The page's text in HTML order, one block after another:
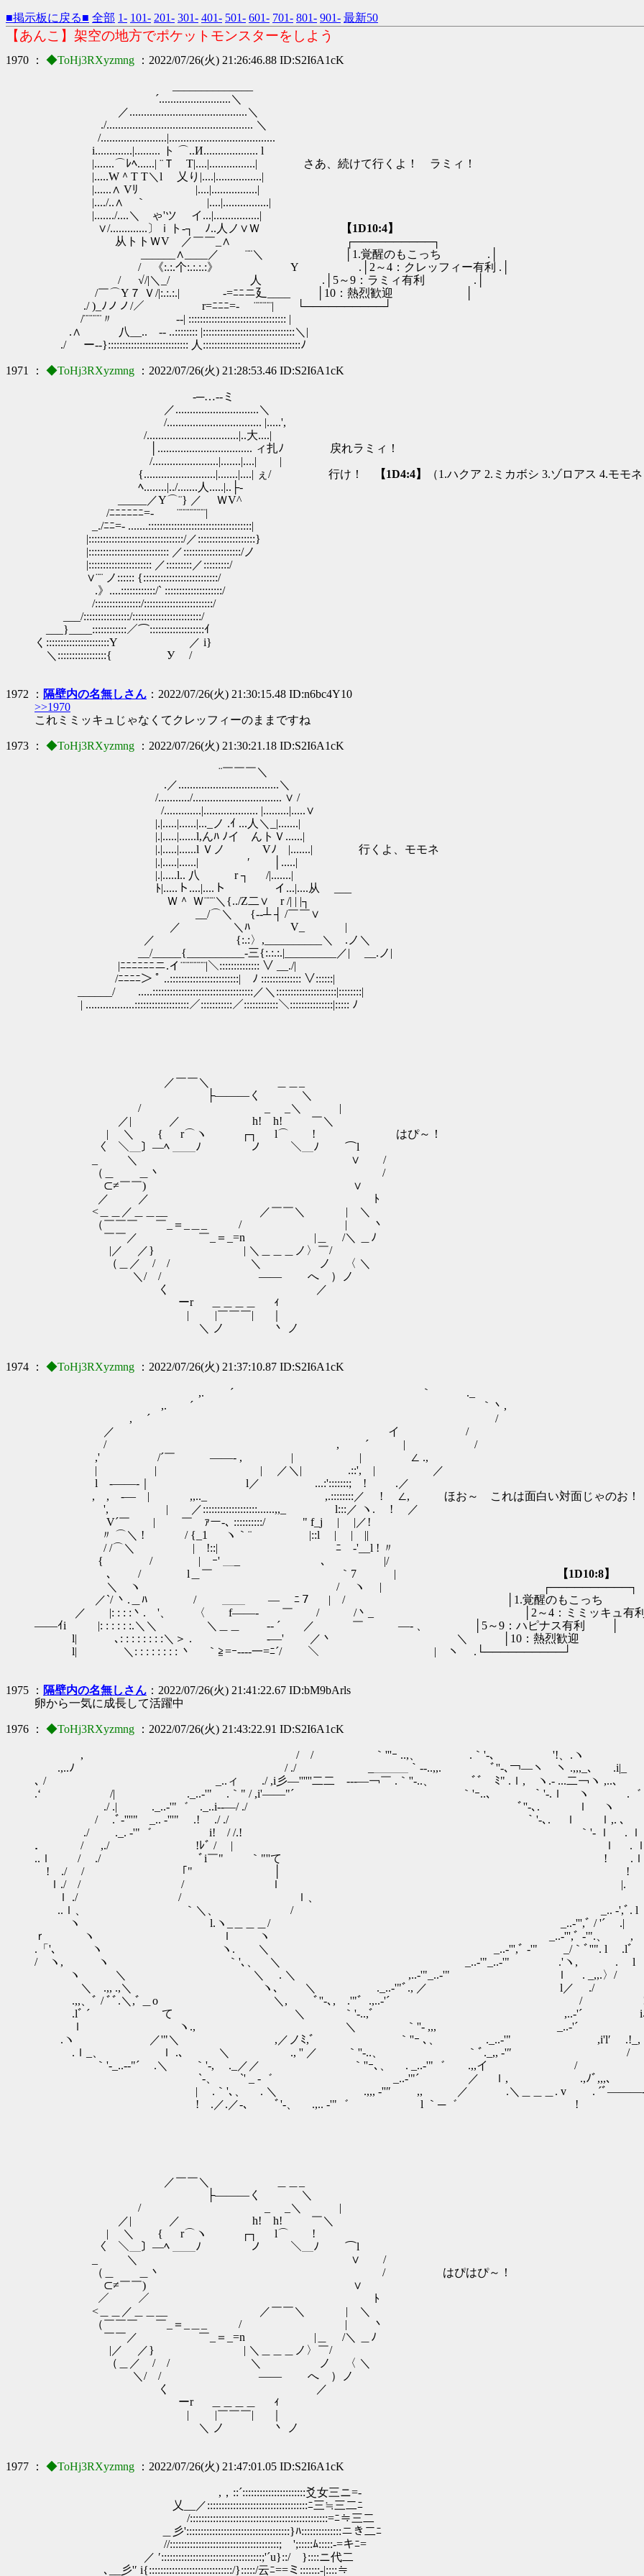
■掲示板に戻る■ 全部 1- 101- 201- 301- 401- 501- 601- 701- 801- 901- 最新50
【あんこ】架空の地方でポケットモンスターをしよう
1970 ： ◆ToHj3RXyzmng ：2022/07/26(火) 21:26:46.88 ID:S2I6A1cK
´.........................＼
／.........................................＼
./................................................... ＼
/.......................|.....................................
i.............|......... ト ⌒..И................... l
|.......⌒ﾚﾍ......| ¨Ｔ T|....|................| さあ、続けて行くよ！ ラミィ！
|.....W＾T T＼l 乂り|....|................|
|......∧ Vﾘ |....|................|
|..../..∧ ｀ |....|................|
|......./....＼ ゃ'ツ イ...|................|
∨/.............〕ｉト‐┐ ﾉ..人ノ∨Ｗ
【1D10:4】
从トトＷV ／￣￣_∧ ┌──────────┐
______∧____／ ¨¨＼ │1.覚醒のもこっち .│
/ 《:.:.个:.:.:.:》 Υ .│2～4：クレッフィー有利 .│
/ √/|＼_/ 人 .│5～9：ラミィ有利 .│
/￣⌒Y７ Ｖ/|:.:.:.| -=ﾆﾆニ廴____ │10：熱烈歓迎 │
./ )_ﾉノノ/／ ￣ r=ﾆﾆﾆ=‐ ¨¨¨¨¨| └──────────┘
/¨¨¨¨¨〃 -‐| :::::::::::::::::::::::::::::::::: |
.∧ 八__.. -‐ ..:::::::: |::::::::::::::::::::::::::::::::＼|
./ ー‐‐}:::::::::::::::::::::::::::: 人::::::::::::::::::::::::::::::::::ﾉ
1971 ： ◆ToHj3RXyzmng ：2022/07/26(火) 21:28:53.46 ID:S2I6A1cK
-─…‐-ミ
／.............................＼
/................................. |.....',
/................................|..大....|
│................................. ィ扎ﾉ 戻れラミィ！
/.......................|.......|....| |
{.........................|.......|....| ぇ/ 行け！
【1D4:4】
（1.ハクア 2.ミカボシ 3.ゾロアス 4.モモ
ﾍ........|../.......人.....|..├‐
_____／Y⌒¨} ／ ＷV^
/ﾆﾆﾆﾆﾆﾆ=‐ ¨¨¨¨¨¨¨¨|
_./ﾆﾆ=‐ .......::::::::::::::::::::::::::::::::::::|
|:::::::::::::::::::::::::::::::::/／::::::::::::::::::::}
|:::::::::::::::::::::::::::: ／::::::::::::::::::::/ノ
|:::::::::::::::::::::: ／:::::::::／:::::::::/
∨¨¨ ノ:::::: {::::::::::::::::::::::::::/
.》....::::::::::::/` ::::::::::::::::::::/
/::::::::::::::::/::::::::::::::::::::::::/
___/::::::::::::::::/::::::::::::::::::::::::/
___}____::::::::::::／⌒:::::::::::::::::::ｲ
く::::::::::::::::::::::Y ／ i}
＼:::::::::::::::::{ У /
1972 ： 隔壁内の名無しさん ：2022/07/26(火) 21:30:15.48 ID:n6bc4Y10
>>1970
これミミッキュじゃなくてクレッフィーのままですね
1973 ： ◆ToHj3RXyzmng ：2022/07/26(火) 21:30:21.18 ID:S2I6A1cK
¨￣￣￣＼
.／...................................＼
/.........../............................... ∨ /
/.............|................... |.........|.....∨
|.|.....|......|..._ノ .ｲ ...人＼_|.......|
|.|.....|......l,んﾊ ﾉイ んトＶ......|
|.|.....|......l Ｖノ Vﾉ |.......| 行くよ、モモネ
|.|.....|......| ′ │.....|
|.|.....l.. 八 r ┐ /|.......|
ﾄ|.....ト....|....ト イ...|....从 ___
Ｗ＾ Ｗ¨¨¨＼{../Ζ二∨ r /| | |┐
__/⌒＼ {‐‐┴ ┤ /￣￣∨
／ ＼ﾊ V_ |
／ {:.:〉,__________＼ .ノ＼
__/_____{__________‐三{:.:.:.|_________／| __.ノ|
|ﾆﾆﾆﾆﾆﾆニ.イ¨¨¨¨¨¨¨|＼:::::::::::::: ∨ __./|
/ﾆﾆﾆﾆ＞ ﾟ ..::::::::::::::::::::::::| ﾉ :::::::::::::: ∨::::::|
______/ .....:::::::::::::::::::::::::::::::::::／＼:::::::::::::::::::::|::::::::|
| .................:::::::::::::::::::／:::::::::::／::::::::::::＼:::::::::::::::|::::: ﾉ
／￣￣＼ ＿＿_
├―――く ＼
/ _ _＼ |
／| ／ h! h! ￣＼
| ＼ { r⌒ヽ ┌┐ l⌒ゝ ! はぴ～！
〈￣＼＿〕―ﾍ ＿＿ﾉ ノ ＼＿ﾉ ⌒l
_ゝ ＼ ∨ /
（＿ ＿丶 /
⊂≠￣￣) ∨
／ ／ ﾄ
<＿＿／＿＿__ ／￣￣＼ | ＼
（￣￣￣ ￣_＝_＿_ / | 丶
￣￣／ ￣_＝_=n |＿ /＼ ＿ﾉ
|／ ／} | ＼＿＿＿ノ〉￣/
（＿／ / / ＼ ノ 〈 ＼
＼/ / ―― へ ）ノ
ゝく ／
ーr ＿＿＿＿ ｨ
| |￣￣￣| ｜
＼ ノ 丶 ノ
1974 ： ◆ToHj3RXyzmng ：2022/07/26(火) 21:37:10.87 ID:S2I6A1cK
,. ´ ｀ ._
,. ´ ｀丶,
, ´ /
／ イ /
/ , ´ | /
,' /´￣ ――- , | | ∠ .,
| | | ／＼| .::', | ／
l -――‐｜ l／ ...:':::::::; ! .／
, , -― | ,,.._ ,.::::::::／ ! ∠, ほお～ これは面白い対面じゃのお！
', | ／:::::::::::::::::::......,,_ l:::／ ヽ. ! ／
V´￣ | ￣ ｧー-､ ::::::::::/ " f_j | |／!
〃 ⌒＼ ! / {_1 ヽ｀¨ |::l | | ||
/ /⌒＼ | !::| ﾆ -'__l ! 〃
{ / | ｰ' ＿_ ､ |/
､ / l＿￣ ｀7 |
【1D10:8】
＼ ヽ / ヽ | ┌──────────┐
／`/ 丶.＿ﾊ / ＿＿ ― ﾆ７ | / │1.覚醒のもこっち
／ |: : : :丶. '、 〈 f――‐ ￣ / /丶_ │2～4：ミミッキュ有利
――ｲi |: : : : : :.＼＼ ＼＿＿ -‐ ´ ／ ￣ ―- 、 │5～9：ハピナス有利 │
l| ､: : : : : : : :＼＞ . -―' ／丶 ＼ │10：熱烈歓迎
l| ＼: : : : : : : : 丶 ｀≧=ｰ----一=ﾆ´/ ＼ | ヽ .└──────────┘
1975 ： 隔壁内の名無しさん ：2022/07/26(火) 21:41:22.67 ID:bM9bArls
卵から一気に成長して活躍中
1976 ： ◆ToHj3RXyzmng ：2022/07/26(火) 21:43:22.91 ID:S2I6A1cK
,ゝ / / ｀'''ｰ ..,、 .｀'-､ '!、.ヽ
.,..ﾉ / ./ _＿＿＿｀--..,,. ﾞ''-､￢―ヽ ヽ .,,,_、 .i|_
､ / _..ィ ./ ,i彡―''''''二二 ---―￢￣ .｀''-..、 ﾞﾞゞﾐ" .ｌ, ヽ.- ...二￢ヽ ,..､
.‘ /| ._..-'" .｀" / ,i'――"´ ｀'ｰ..、 ｀'-.ｌ ヽ .゛ ¨ ｰ |
./ .| ._..-'"゛ ._..i-‐―/ ./ ﾞ''-､. ｌ ヽ
/ .ﾞ‐''''" _.. -'''" .! ./ ./ ｀'-､. ｌ ｌ,. ､ .!
./ ._. -'"゛ i! / /.! ｀'‐ ｌ . ｌ .｀'-､,
． / ,./ !ﾚﾞ / | ｌ . ｌ .｀
..ｌ / ./ ﾞi￣" ｀"''て ! .
! ./ / ｢" │ ! .ｌ
ｌ./ / / ｌ |. ｌ ,ﾞｘ
ｌ ./ / ｌ、 ! .ｌ.-'"
..ｌ、 ｀＼、 / _.. ‐',ﾞ. l ｌ,
ヽ l.ヽ_＿＿＿/ _..-''',ﾞ / '´ .| .ｌ
ｒ ヽ ｌ ヽ _..-''',ﾞ -'".、 ,
.「'､ ヽ ヽ. ＼ _..-''',ﾞ -'" _/｀ﾞ''". l .l
/ ヽ, ヽ ｀'､、 ＼ _..-'"_..-'" .'ヽ, .
ヽ ＼ ＼ . ＼ ,..-'"_..-'" ｌ . _,,.〉
＼ .,, .,＼ ヽ､ ＼ ._..-'"ﾞ., ／ l／ ./ ,ィ
.,,、ﾞ / ﾞﾞ.＼,ﾞ＿ο ＼, ﾞ''-､, .'"゛.,..-'´ / !
.lﾞ ´ て ＼ ｀'-..,ﾞ ,..-'´ i､ !
ｌ ヽ., ＼ ｀''- ,,, _..-'´ ,.i!ﾞ.ゝ
.ヽ ／'"＼ ,／ノﾐ,ﾞ ｀''ｰ ､、 ._..-'" ,i'l′ .!_,
.ｌ_、 ｌ .､ ＼ ., '' ／ ｀''-..、 ｀ﾞ._,,
｀'-_..--"´ .＼ ｀'-, ._／／ ｀''ｰ､、 . _..-'"゛ .,,イ /
`-、 `' _ ‐゛ _..-'"´ ／ ｌ, .,ﾉﾞ,,,、
| .｀'､、 . ＼ .,,, -''″ ,, ／ .＼＿＿＿. v . ´ﾞ
! .／.／-､ ﾞ'-、 .,.. -'"゛ l ｀─゛ !
／￣￣＼ ＿＿_
├―――く ＼
/ _ _＼ |
／| ／ h! h! ￣＼
| ＼ { r⌒ヽ ┌┐ l⌒ゝ !
〈￣＼＿〕―ﾍ ＿＿ﾉ ノ ＼＿ﾉ ⌒l
_ゝ ＼ ∨ /
（＿ ＿丶 / はぴはぴ～！
⊂≠￣￣) ∨
／ ／ ﾄ
<＿＿／＿＿__ ／￣￣＼ | ＼
（￣￣￣ ￣_＝_＿_ / | 丶
￣￣／ ￣_＝_=n |＿ /＼ ＿ﾉ
|／ ／} | ＼＿＿＿ノ〉￣/
（＿／ / / ＼ ノ 〈 ＼
＼/ / ―― へ ）ノ
ゝく ／
ーr ＿＿＿＿ ｨ
| |￣￣￣| ｜
＼ ノ 丶 ノ
1977 ： ◆ToHj3RXyzmng ：2022/07/26(火) 21:47:01.05 ID:S2I6A1cK
,，::´::::::::::::::::::::::爻女三ニ=-
乂__／:::::::::::::::::::::::::::::::::::ﾆ三≒三二ﾆ
/::::::::::::::::::::::::::::::::::::::::::::::::=ﾆ≒三二
＿彡'::::::::::::::::::::::::::::::::::::}ﾊ::::::::::::::ニき二ﾆ
//::::::::::::::::::::::::::::::::::::::; ';:::::ﾑ:::::-=キﾆ=
／ ′:::::::::::::::::::::::::::::::::::;'´u}::/ }::::ニ代二
､__彡'′ i{:::::::::::::::::::::::::::::/}:::::/云ﾆ==ミ:::::::‐|::::≒